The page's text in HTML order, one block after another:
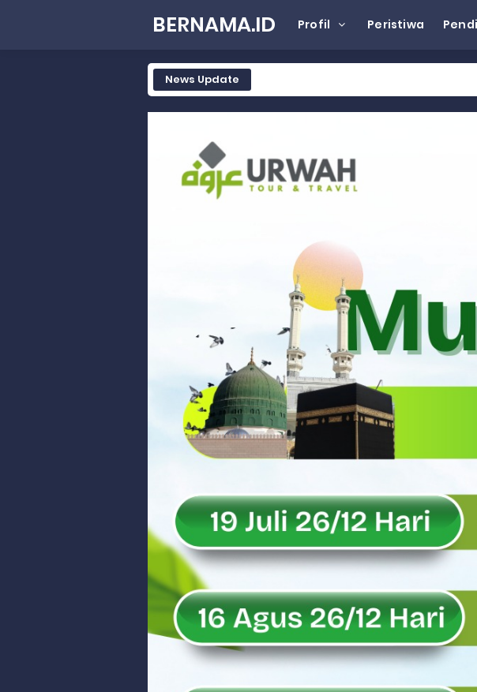
BERNAMA.ID Profil Peristiwa
News Update
Rahmat Saleh Komitmen Penguatan Kapasitas Dai dan
Rahmat Saleh Resmikan Hunian Tetap KARTA untuk
Wakili Gubernur Sumbar, Kabiro Kesra Hadiri dan
RELIS KEJAKSAAN TINGGI SUMATERA BARAT
RELIS KEJAKSAAN TINGGI SUMATERA BARAT
RELIS KEJAKSAAN TINGGI SUMATERA BARAT
Peringati Hari Koperasi ke-79, Wagub Sumbar Dorong
Dilantik sebagai Ketua Umum Gema Keadilan,
Bangunan Liar di Atas Aset PT KAI Diduga Dibiarkan,
Soal Isu Kejati Sumatera Barat Jemput Mahasiswa
Danrem 032/Wbr: Jadikan Pengabdian sebagai Ibadah
Ini Penjelasan Kejaksaan Tinggi Sumatera Barat
Rahmat Saleh Ingatkan Agrinas soal Defisit
Danrem 032/Wbr Kunjungi Kodim 0311/Pesisir Selatan,
Sita Uang Tunai Rp 3 M terkait Kasus Dermaga